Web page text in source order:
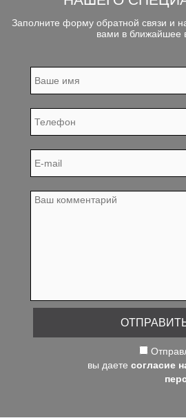
Заполните форму обратной связи и
вами в ближайшее
вы даете согласие